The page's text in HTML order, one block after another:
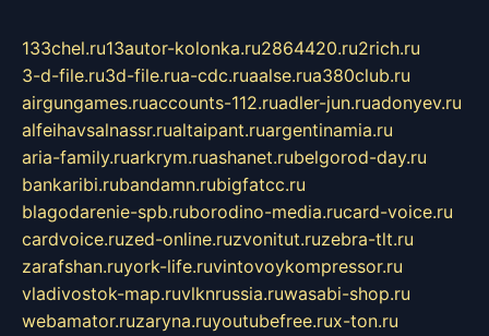
133chel.ru13autor-kolonka.ru2864420.ru2rich.ru
3-d-file.ru3d-file.rua-cdc.ruaalse.rua380club.ru
airgungames.ruaccounts-112.ruadler-jun.ruadonyev.ru
alfeihavsalnassr.rualtaipant.ruargentinamia.ru
aria-family.ruarkrym.ruashanet.rubelgorod-day.ru
bankaribi.rubandamn.rubigfatcc.ru
blagodarenie-spb.ruborodino-media.rucard-voice.ru
cardvoice.ruzed-online.ruzvonitut.ruzebra-tlt.ru
zarafshan.ruyork-life.ruvintovoykompressor.ru
vladivostok-map.ruvlknrussia.ruwasabi-shop.ru
webamator.ruzaryna.ruyoutubefree.rux-ton.ru